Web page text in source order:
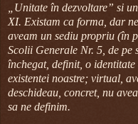
„Unitate în dezvoltare” si
XI. Existam ca forma, dar
aveam un sediu propriu (în
Scolii Generale Nr. 5, de
închegat, definit, o
existentei noastre; virtual,
deschideau, concret, nu
sa ne definim.